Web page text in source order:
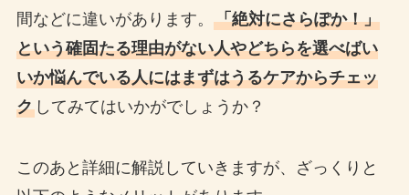
間などに違いがあります。 「絶対にさらぽか！」
という確固たる理由がない人やどちらを選べばい
いか悩んでいる人にはまずはうるケアからチェッ
クしてみてはいかがでしょうか？
このあと詳細に解説していきますが、ざっくりと